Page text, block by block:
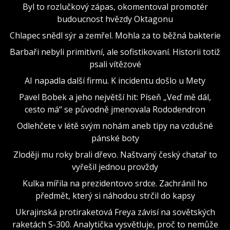
Byl to rozlučkový zápas, okomentoval promotér
budoucnost hvězdy Oktagonu
Chlapec snědl sýr a zemřel. Mohla za to běžná bakterie
Barbaři nebyli primitivní, ale sofistikovaní. Historii totiž
psali vítězové
AI napadla další firmu. K incidentu došlo u Mety
Pavel Bobek a jeho největší hit: Píseň „Veď mě dál,
cesto má“ se původně jmenovala Rododendron
Odlehčete v létě svým nohám aneb tipy na vzdušné
pánské boty
Zloději mu roky brali dřevo. Naštvaný český chatař to
vyřešil jednou provždy
Kulka mířila na prezidentovo srdce. Zachránil ho
předmět, který si náhodou strčil do kapsy
Ukrajinská protiraketová Freya závisí na sovětských
raketách S-300. Analytička vysvětluje, proč to nemůže